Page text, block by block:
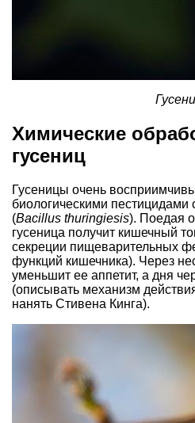
Химические
гусениц
Гусеницы очень
биологическими
(Bacillus thuringiesis). Поедая
гусеница получит кишечный
секреции пищеварительных
функций кишечника). Через
уменьшит ее аппетит, а дня
(описывать механизм
нанять Стивена Кинга).